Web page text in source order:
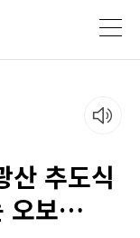
산 추도식
오보…